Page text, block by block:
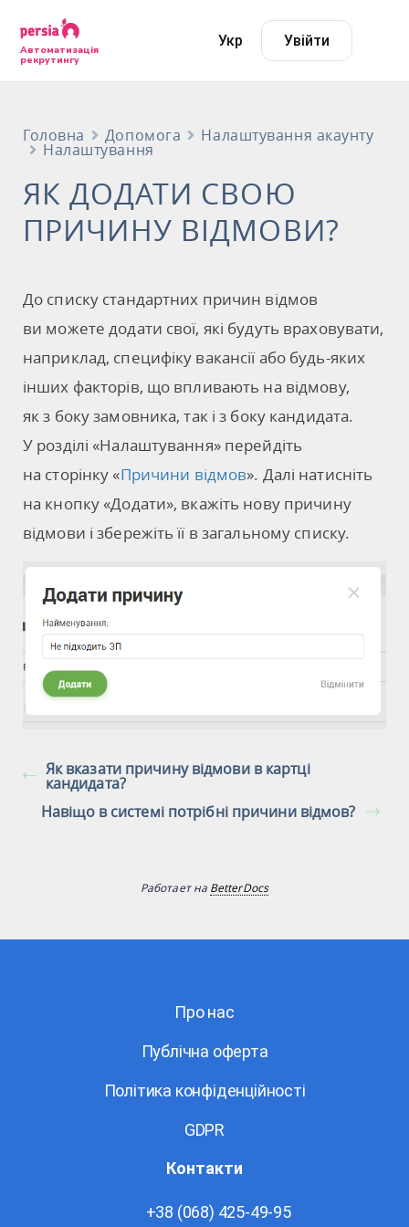
Автоматизація
рекрутингу
Укр Увійти
Головна Допомога Налаштування акаунту
Налаштування
ЯК ДОДАТИ СВОЮ
ПРИЧИНУ ВІДМОВИ?
До списку стандартних причин відмов
ви можете додати свої, які будуть враховувати,
наприклад, специфіку вакансії або будь-яких
інших факторів, що впливають на відмову,
як з боку замовника, так і з боку кандидата.
У розділі «Налаштування» перейдіть
на сторінку «Причини відмов». Далі натисніть
на кнопку «Додати», вкажіть нову причину
відмови і збережіть її в загальному списку.
Як вказати причину відмови в картці
кандидата?
Навіщо в системі потрібні причини відмов?
Работает на BetterDocs
Про нас
Публічна оферта
Політика конфіденційності
GDPR
Контакти
+38 (068) 425-49-95